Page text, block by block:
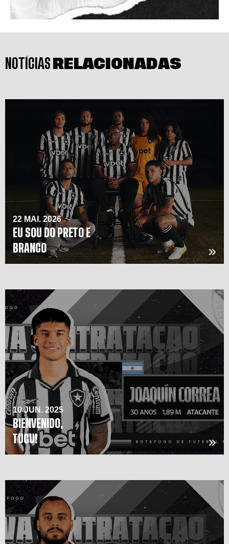
NOTÍCIAS RELACIONADAS
22 MAI. 2026
EU SOU DO PRETO E
BRANCO
10 JUN. 2025
BIENVENIDO,
TUCU!